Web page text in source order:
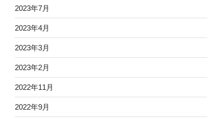
2023年7月
2023年4月
2023年3月
2023年2月
2022年11月
2022年9月